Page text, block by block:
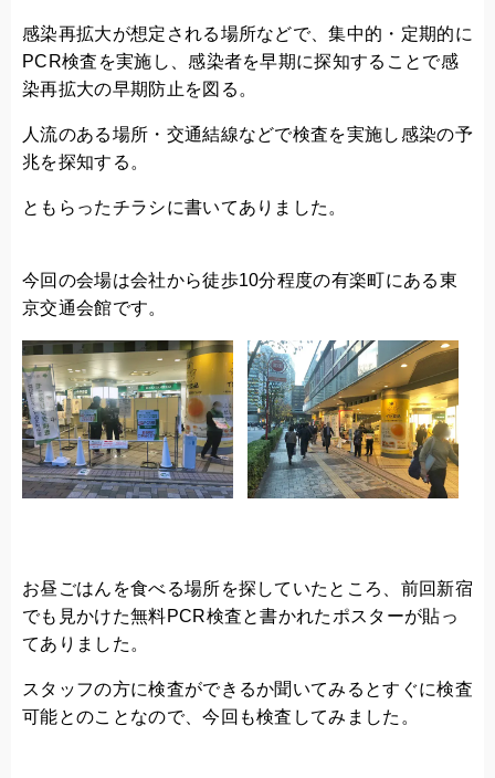
感染再拡大が想定される場所などで、集中的・定期的に
PCR検査を実施し、感染者を早期に探知することで感
染再拡大の早期防止を図る。
人流のある場所・交通結線などで検査を実施し感染の予
兆を探知する。
ともらったチラシに書いてありました。
今回の会場は会社から徒歩10分程度の有楽町にある東
京交通会館です。
お昼ごはんを食べる場所を探していたところ、前回新宿
でも見かけた無料PCR検査と書かれたポスターが貼っ
てありました。
スタッフの方に検査ができるか聞いてみるとすぐに検査
可能とのことなので、今回も検査してみました。